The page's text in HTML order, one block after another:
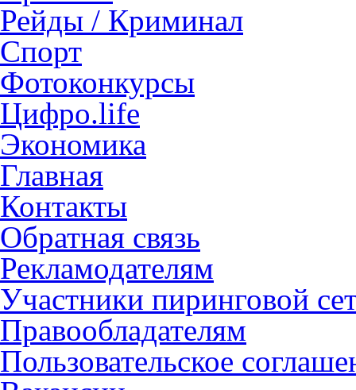
Рейды / Криминал
Спорт
Фотоконкурсы
Цифро.life
Экономика
Главная
Контакты
Обратная связь
Рекламодателям
Участники пиринговой
Правообладателям
Пользовательское